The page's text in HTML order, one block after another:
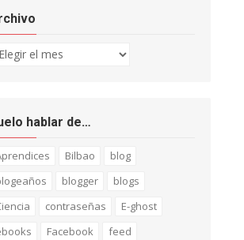
hablar de…
Bilbao
blog
blogger
blogs
contraseñas
E-ghost
Facebook
feed